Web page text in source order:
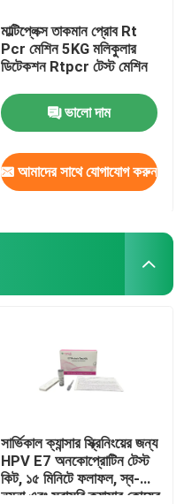
মাল্টিপ্লেক্স তাকমান প্রোব Rt
Pcr মেশিন 5KG মলিকুলার
ডিটেকশন Rtpcr টেস্ট মেশিন
ভালো দাম
আমাদের সাথে যোগাযোগ করুন
সার্ভিকাল ক্যান্সার স্ক্রিনিংয়ের জন্য
HPV E7 অনকোপ্রোটিন টেস্ট
কিট, ১৫ মিনিটে ফলাফল, স্ব-
নমুনা এবং সরাসরি ক্যান্সার কোষের